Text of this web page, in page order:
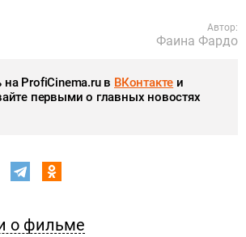
Автор:
Фаина Фардо
ProfiCinema.ru в ВКонтакте и
первыми о главных новостях
о фильме